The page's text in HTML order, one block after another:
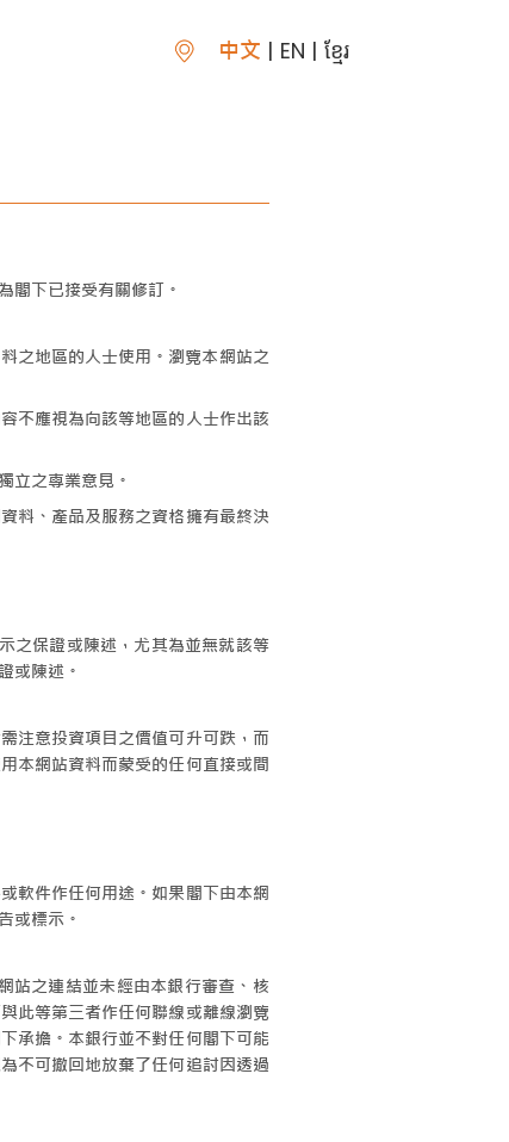
中文 EN ខ្មែរ
閣下已接受有關修訂。
之地區的人士使用。瀏覽本網站之
不應視為向該等地區的人士作出該
立之專業意見。
料、產品及服務之資格擁有最終決
之保證或陳述，尤其為並無就該等
或陳述。
注意投資項目之價值可升可跌，而
本網站資料而蒙受的任何直接或間
軟件作任何用途。如果閣下由本網
或標示。
站之連結並未經由本銀行審查、核
此等第三者作任何聯線或離線瀏覽
承擔。本銀行並不對任何閣下可能
不可撤回地放棄了任何追討因透過